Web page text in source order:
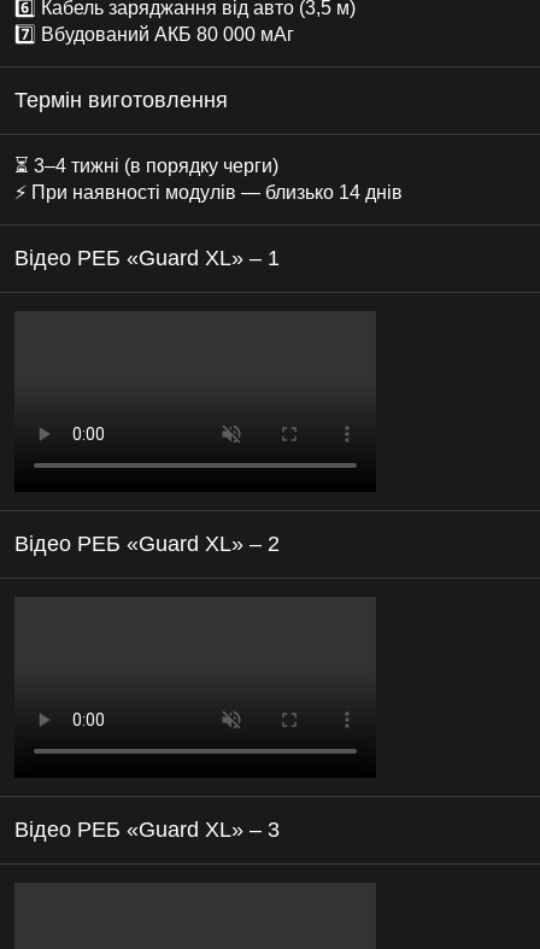
6️⃣ Кабель заряджання від авто (3,5 м)
7️⃣ Вбудований АКБ 80 000 мАг
Термін виготовлення
⏳ 3–4 тижні (в порядку черги)
⚡ При наявності модулів — близько 14 днів
Відео РЕБ «Guard XL» – 1
Відео РЕБ «Guard XL» – 2
Відео РЕБ «Guard XL» – 3